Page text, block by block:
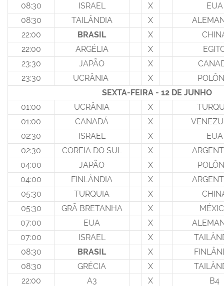
08:30
ISRAEL X
EUA
08:30
TAILÂNDIA X
22:00
BRASIL X
22:00
ARGÉLIA X
23:30
JAPÃO X
23:30
UCRÂNIA X
SEXTA-FEIRA - 12 DE JUNHO
01:00
UCRÂNIA X
01:00
CANADÁ X
02:30
ISRAEL X
EUA
02:30
COREIA DO SUL X
04:00
JAPÃO X
04:00
FINLÂNDIA X
05:30
TURQUIA X
05:30
GRÃ BRETANHA X
07:00
EUA X
07:00
ISRAEL X
08:30
BRASIL X
08:30
GRÉCIA X
22:00
A3 X B4